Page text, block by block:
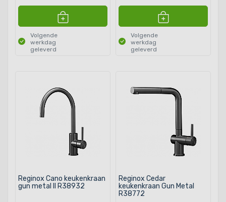
Volgende
werkdag
geleverd
Volgende
werkdag
geleverd
Reginox Cano keukenkraan
gun metal II R38932
Reginox Cedar
keukenkraan Gun Metal
R38772